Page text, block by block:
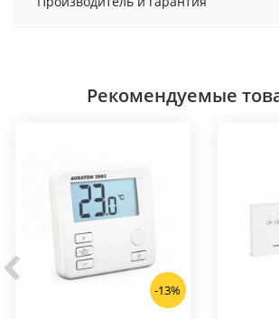
Рекомендуемые
-13%